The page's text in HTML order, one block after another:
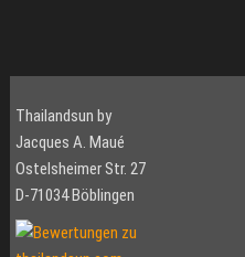
Thailandsun by
Jacques A. Maué
Ostelsheimer Str. 27
D-71034 Böblingen